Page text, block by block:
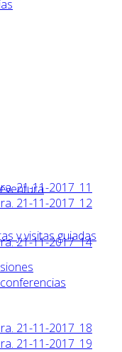
y visitas guiadas